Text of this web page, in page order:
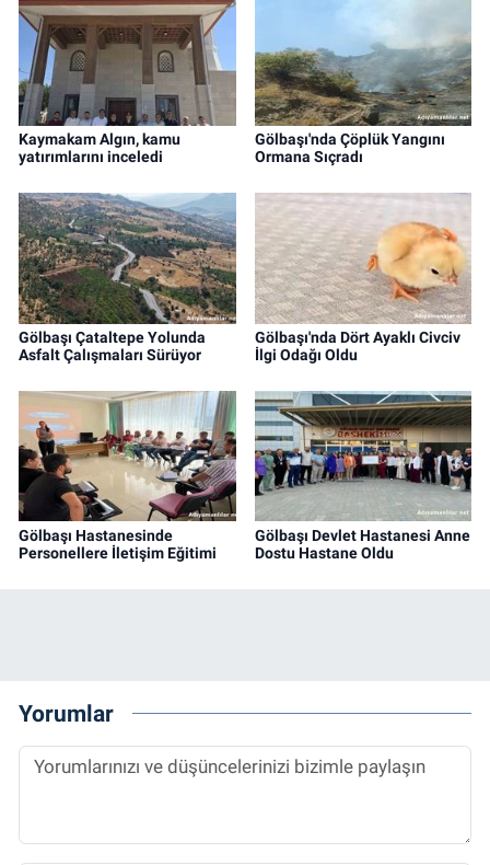
Kaymakam Algın, kamu
yatırımlarını inceledi
Gölbaşı'nda Çöplük Yangını
Ormana Sıçradı
Gölbaşı Çataltepe Yolunda
Asfalt Çalışmaları Sürüyor
Gölbaşı'nda Dört Ayaklı Civciv
İlgi Odağı Oldu
Gölbaşı Hastanesinde
Personellere İletişim Eğitimi
Gölbaşı Devlet Hastanesi Anne
Dostu Hastane Oldu
Yorumlar